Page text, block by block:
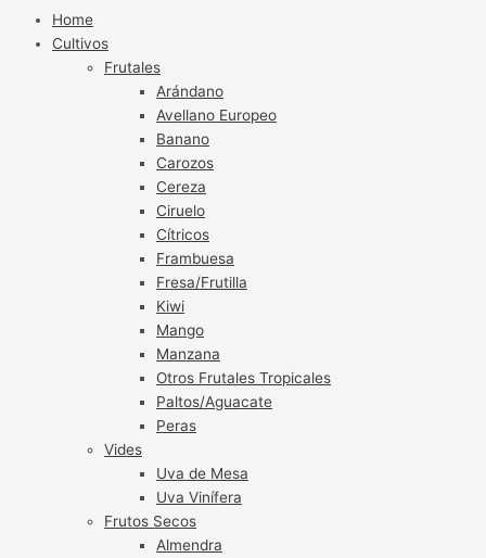
Home
Cultivos
Frutales
Arándano
Avellano Europeo
Banano
Carozos
Cereza
Ciruelo
Cítricos
Frambuesa
Fresa/Frutilla
Kiwi
Mango
Manzana
Otros Frutales Tropicales
Paltos/Aguacate
Peras
Vides
Uva de Mesa
Uva Vinífera
Frutos Secos
Almendra